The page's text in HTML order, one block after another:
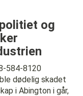
og
584-8120
dødelig skadet
i Abington i går,